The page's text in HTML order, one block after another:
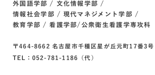
外国語学部
文化情報学部
情報社会学部
現代マネジメント学部
教育学部
看護学部/公衆衛生看護学専攻科
〒464-8662 名古屋市千種区星が丘元町17番3号
TEL：052-781-1186（代）